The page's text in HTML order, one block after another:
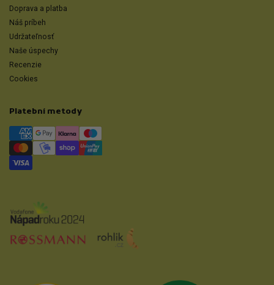
Doprava a platba
Náš príbeh
Udržateľnosť
Naše úspechy
Recenzie
Cookies
Platební metody